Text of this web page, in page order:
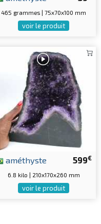
465 grammes | 75x70x100 mm
voir le produit
599€
améthyste
6.8 kilo | 210x170x260 mm
voir le produit